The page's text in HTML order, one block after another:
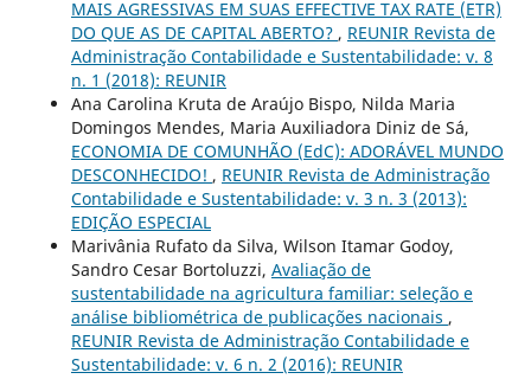
MAIS AGRESSIVAS EM SUAS EFFECTIVE TAX RATE (ETR)
DO QUE AS DE CAPITAL ABERTO? , REUNIR Revista de
Administração Contabilidade e Sustentabilidade: v. 8
n. 1 (2018): REUNIR
Ana Carolina Kruta de Araújo Bispo, Nilda Maria
Domingos Mendes, Maria Auxiliadora Diniz de Sá,
ECONOMIA DE COMUNHÃO (EdC): ADORÁVEL MUNDO
DESCONHECIDO! , REUNIR Revista de Administração
Contabilidade e Sustentabilidade: v. 3 n. 3 (2013):
EDIÇÃO ESPECIAL
Marivânia Rufato da Silva, Wilson Itamar Godoy,
Sandro Cesar Bortoluzzi, Avaliação de
sustentabilidade na agricultura familiar: seleção e
análise bibliométrica de publicações nacionais ,
REUNIR Revista de Administração Contabilidade e
Sustentabilidade: v. 6 n. 2 (2016): REUNIR